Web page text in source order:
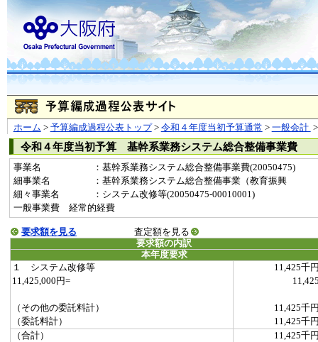
ホーム > 予算編成過程公表トップ> 令和４年度当初予算通常 > 一般会計
令和４年度当初予算 基幹系業務システム総合整備事業費
事業名
：基幹系業務システム総合整備事業費(20050475)
細事業名
：基幹系業務システム総合整備事業（教育振興
細々事業名
：システム改修等(20050475-00010001)
一般事業費 経常的経費
要求額を見る
査定額を見る
要求額の内訳
本年度要求
１ システム改修等
11,425千
11,425,000円=
（その他の委託料計）
11,425千
（委託料計）
11,425千
（合計）
11,425千